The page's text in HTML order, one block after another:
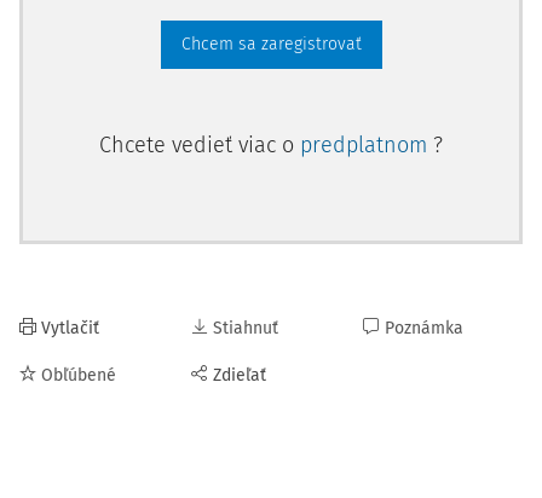
Chcem sa zaregistrovať
Chcete vedieť viac o predplatnom ?
Vytlačiť
Obľúbené
Stiahnuť
Zdieľať
Poznámka